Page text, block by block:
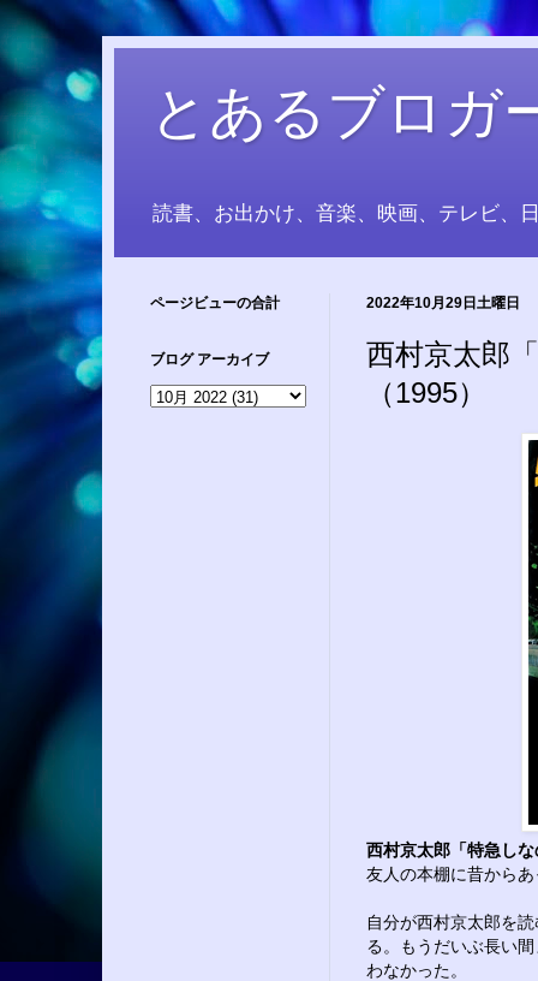
とあるブロガ
読書、お出かけ、音楽、映画、テレビ、
2022年10月29日土曜日
西村京太郎
（1995）
西村京太郎「特急し
友人の本棚に昔から
自分が西村京太郎を
る。もうだいぶ長い
わなかった。
ページビューの合計
ブログ アーカイブ